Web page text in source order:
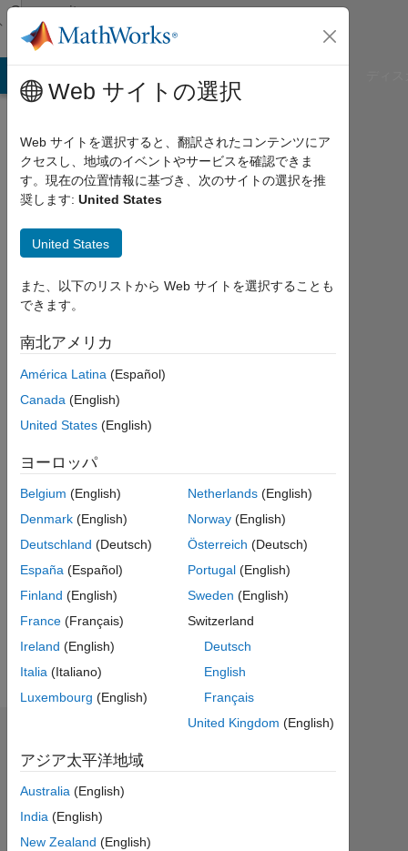
コンテンツへスキップ
Community
Profile
Vyte
Last
約1
年 前
2022
か
ら
ィ
ブ
Following:
Vyte
Jan's
ッ
ジ
Web サイトの選択
Web サイトを選択すると、翻訳されたコンテンツにア
クセスし、地域のイベントやサービスを確認できま
す。現在の位置情報に基づき、次のサイトの選択を推
奨します: United States
United States
また、以下のリストから Web サイトを選択することも
できます。
南北アメリカ
América Latina (Español)
Canada (English)
United States (English)
ヨーロッパ
Belgium (English)
Denmark (English)
Deutschland (Deutsch)
España (Español)
Finland (English)
France (Français)
Ireland (English)
Italia (Italiano)
Luxembourg (English)
Netherlands (English)
Norway (English)
Österreich (Deutsch)
Portugal (English)
Sweden (English)
Switzerland
Deutsch
English
Français
United Kingdom (English)
アジア太平洋地域
Australia (English)
India (English)
New Zealand (English)